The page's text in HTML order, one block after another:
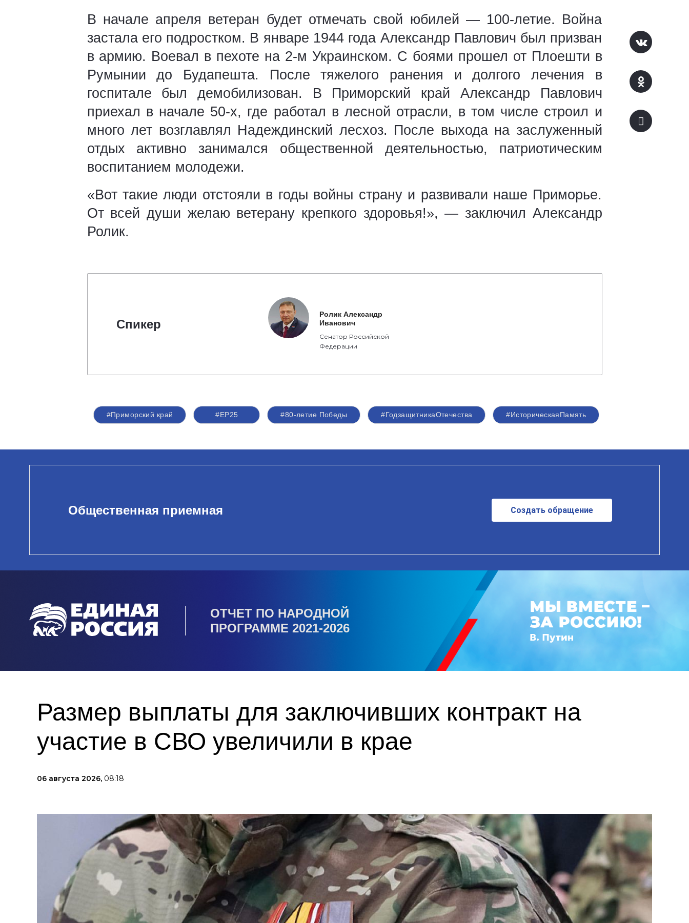
В начале апреля ветеран будет отмечать свой юбилей — 100-летие. Война
застала его подростком. В январе 1944 года Александр Павлович был призван
в армию. Воевал в пехоте на 2-м Украинском. С боями прошел от Плоешти в
Румынии до Будапешта. После тяжелого ранения и долгого лечения в
госпитале был демобилизован. В Приморский край Александр Павлович
приехал в начале 50-х, где работал в лесной отрасли, в том числе строил и
много лет возглавлял Надеждинский лесхоз. После выхода на заслуженный
отдых активно занимался общественной деятельностью, патриотическим
воспитанием молодежи.
«Вот такие люди отстояли в годы войны страну и развивали наше Приморье.
От всей души желаю ветерану крепкого здоровья!», — заключил Александр
Ролик.
Спикер
Ролик Александр
Иванович
Сенатор Российской
Федерации
#Приморский край #ЕР25 #80-летие Победы #ГодзащитникаОтечества #ИсторическаяПамять
Общественная приемная Создать обращение
ОТЧЕТ ПО НАРОДНОЙ
ПРОГРАММЕ 2021-2026
Размер выплаты для заключивших контракт на
участие в СВО увеличили в крае
06 августа 2026, 08:18